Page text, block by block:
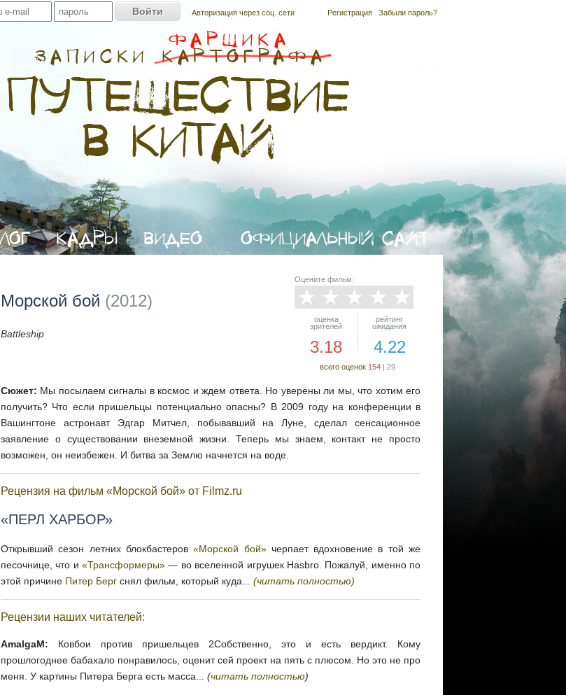
Авторизация через соц. сети Регистрация Забыли пароль?
Оцените фильм:
оценка
зрителей
3.18
рейтинг
ожидания
4.22
всего оценок 154 | 29
Морской бой (2012)
Battleship
Сюжет: Мы посылаем сигналы в космос и ждем ответа. Но уверены ли мы, что хотим его
получить? Что если пришельцы потенциально опасны? В 2009 году на конференции в
Вашингтоне астронавт Эдгар Митчел, побывавший на Луне, сделал сенсационное
заявление о существовании внеземной жизни. Теперь мы знаем, контакт не просто
возможен, он неизбежен. И битва за Землю начнется на воде.
Рецензия на фильм «Морской бой» от Filmz.ru
«ПЕРЛ ХАРБОР»
Открывший сезон летних блокбастеров«Морской бой»черпает вдохновение в той же
песочнице, что и«Трансформеры» — во вселенной игрушек Hasbro. Пожалуй, именно по
этой причине Питер Берг снял фильм, который куда... (читать полностью)
Рецензии наших читателей:
AmalgaM: Ковбои против пришельцев 2Собственно, это и есть вердикт. Кому
прошлогоднее бабахало понравилось, оценит сей проект на пять с плюсом. Но это не про
меня. У картины Питера Берга есть масса... (читать полностью)